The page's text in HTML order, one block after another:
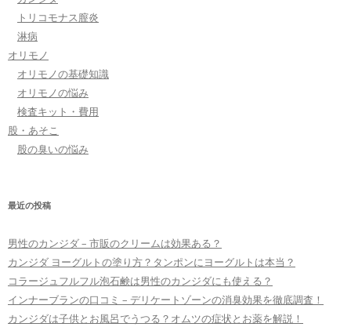
トリコモナス膣炎
淋病
オリモノ
オリモノの基礎知識
オリモノの悩み
検査キット・費用
股・あそこ
股の臭いの悩み
最近の投稿
男性のカンジダ – 市販のクリームは効果ある？
カンジダ ヨーグルトの塗り方？タンポンにヨーグルトは本当？
コラージュフルフル泡石鹸は男性のカンジダにも使える？
インナーブランの口コミ – デリケートゾーンの消臭効果を徹底調査！
カンジダは子供とお風呂でうつる？オムツの症状とお薬を解説！